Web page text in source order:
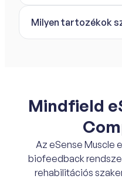
Milyen tartozékok
Mindfield
Az eSense Muscle
biofeedback
rehabilitációs